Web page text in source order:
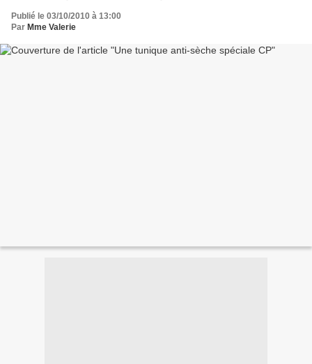
Publié le 03/10/2010 à 13:00
Par Mme Valerie